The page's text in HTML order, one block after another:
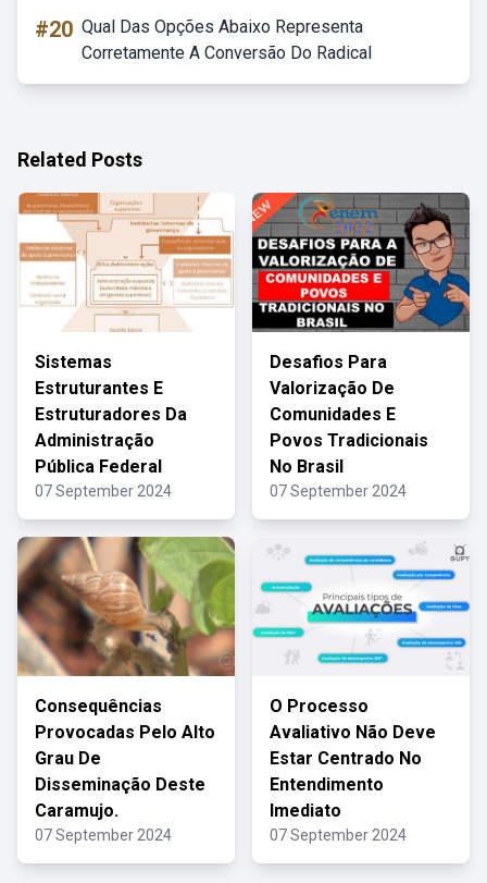
#20 Qual Das Opções Abaixo Representa
Corretamente A Conversão Do Radical
Related Posts
Sistemas
Estruturantes E
Estruturadores Da
Administração
Pública Federal
07 September 2024
Desafios Para
Valorização De
Comunidades E
Povos Tradicionais
No Brasil
07 September 2024
Consequências
Provocadas Pelo Alto
Grau De
Disseminação Deste
Caramujo.
07 September 2024
O Processo
Avaliativo Não Deve
Estar Centrado No
Entendimento
Imediato
07 September 2024